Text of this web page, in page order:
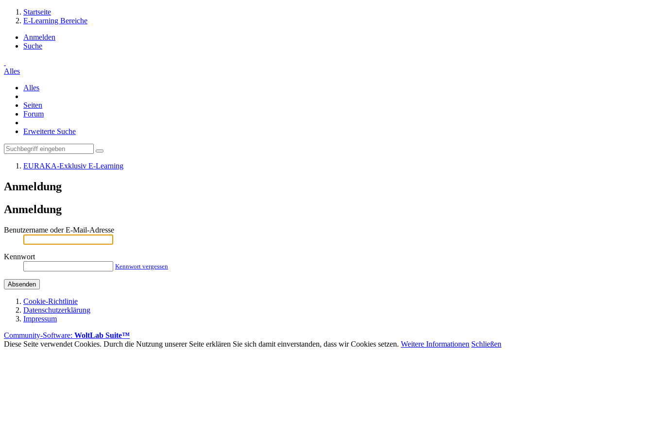
Startseite
E-Learning Bereiche
Anmelden
Suche
Alles
Alles
Seiten
Forum
Erweiterte Suche
EURAKA-Exklusiv E-Learning
Anmeldung
Anmeldung
Benutzername oder E-Mail-Adresse
Kennwort
Kennwort vergessen
Cookie-Richtlinie
Datenschutzerklärung
Impressum
Community-Software: WoltLab Suite™
Diese Seite verwendet Cookies. Durch die Nutzung unserer Seite erklären Sie sich damit einverstanden, dass wir Cookies setzen. Weitere Informationen Schließen